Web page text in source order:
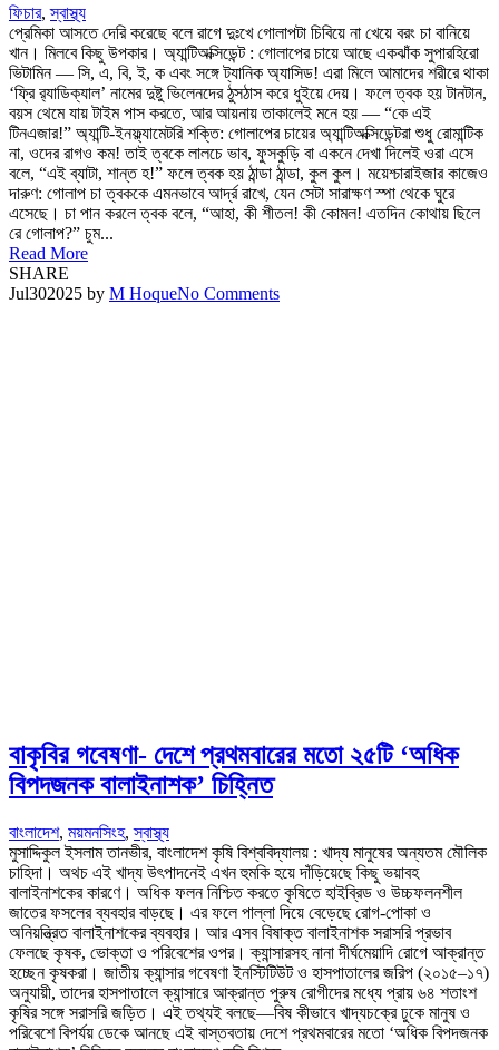
ফিচার,স্বাস্থ্য
প্রেমিকা আসতে দেরি করেছে বলে রাগে দুঃখে গোলাপটা চিবিয়ে না খেয়ে বরং চা বানিয়ে
খান। মিলবে কিছু উপকার। অ্যান্টিঅক্সিডেন্ট : গোলাপের চায়ে আছে একঝাঁক সুপারহিরো
ভিটামিন — সি, এ, বি, ই, ক এবং সঙ্গে ট্যানিক অ্যাসিড! এরা মিলে আমাদের শরীরে থাকা
‘ফ্রি র‍্যাডিক্যাল’ নামের দুষ্টু ভিলেনদের ঠুসঠাস করে ধুইয়ে দেয়। ফলে ত্বক হয় টানটান,
বয়স থেমে যায় টাইম পাস করতে, আর আয়নায় তাকালেই মনে হয় — “কে এই
টিনএজার!” অ্যান্টি-ইনফ্ল্যামেটরি শক্তি: গোলাপের চায়ের অ্যান্টিঅক্সিডেন্টরা শুধু রোমান্টিক
না, ওদের রাগও কম! তাই ত্বকে লালচে ভাব, ফুসকুড়ি বা একনে দেখা দিলেই ওরা এসে
বলে, “এই ব্যাটা, শান্ত হ!” ফলে ত্বক হয় ঠান্ডা ঠান্ডা, কুল কুল। ময়েশ্চারাইজার কাজেও
দারুণ: গোলাপ চা ত্বককে এমনভাবে আর্দ্র রাখে, যেন সেটা সারাক্ষণ স্পা থেকে ঘুরে
এসেছে। চা পান করলে ত্বক বলে, “আহা, কী শীতল! কী কোমল! এতদিন কোথায় ছিলে
রে গোলাপ?” চুম...
Read More
SHARE
Jul302025 by M HoqueNo Comments
বাকৃবির গবেষণা- দেশে প্রথমবারের মতো ২৫টি ‘অধিক
বিপদজনক বালাইনাশক’ চিহ্নিত
বাংলাদেশ, ময়মনসিংহ,স্বাস্থ্য
মুসাদ্দিকুল ইসলাম তানভীর, বাংলাদেশ কৃষি বিশ্ববিদ্যালয় : খাদ্য মানুষের অন্যতম মৌলিক
চাহিদা। অথচ এই খাদ্য উৎপাদনেই এখন হুমকি হয়ে দাঁড়িয়েছে কিছু ভয়াবহ
বালাইনাশকের কারণে। অধিক ফলন নিশ্চিত করতে কৃষিতে হাইব্রিড ও উচ্চফলনশীল
জাতের ফসলের ব্যবহার বাড়ছে। এর ফলে পাল্লা দিয়ে বেড়েছে রোগ-পোকা ও
অনিয়ন্ত্রিত বালাইনাশকের ব্যবহার। আর এসব বিষাক্ত বালাইনাশক সরাসরি প্রভাব
ফেলছে কৃষক, ভোক্তা ও পরিবেশের ওপর। ক্যান্সারসহ নানা দীর্ঘমেয়াদি রোগে আক্রান্ত
হচ্ছেন কৃষকরা। জাতীয় ক্যান্সার গবেষণা ইনস্টিটিউট ও হাসপাতালের জরিপ (২০১৫–১৭)
অনুযায়ী, তাদের হাসপাতালে ক্যান্সারে আক্রান্ত পুরুষ রোগীদের মধ্যে প্রায় ৬৪ শতাংশ
কৃষির সঙ্গে সরাসরি জড়িত। এই তথ্যই বলছে—বিষ কীভাবে খাদ্যচক্রে ঢুকে মানুষ ও
পরিবেশে বিপর্যয় ডেকে আনছে এই বাস্তবতায় দেশে প্রথমবারের মতো ‘অধিক বিপদজনক